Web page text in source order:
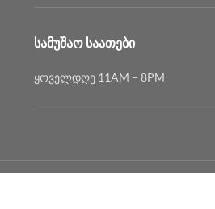
ᲡᲐᲛᲣᲨᲐᲝ ᲡᲐᲐᲗᲔᲑᲘ
ყოველდღე 11AM – 8PM